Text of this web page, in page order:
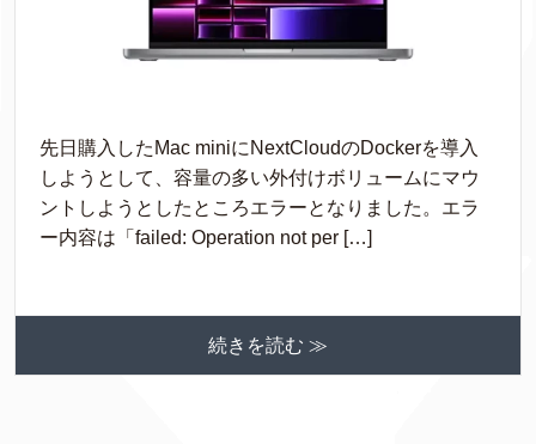
先日購入したMac miniにNextCloudのDockerを導入
しようとして、容量の多い外付けボリュームにマウ
ントしようとしたところエラーとなりました。エラ
ー内容は「failed: Operation not per […]
続きを読む ≫